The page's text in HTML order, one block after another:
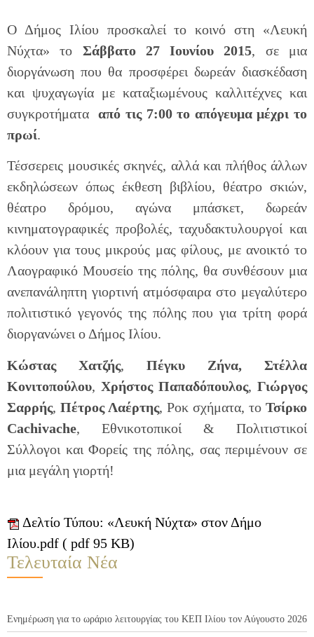
Ο Δήμος Ιλίου προσκαλεί το κοινό στη «Λευκή
Νύχτα» το Σάββατο 27 Ιουνίου 2015, σε μια
διοργάνωση που θα προσφέρει δωρεάν διασκέδαση
και ψυχαγωγία με καταξιωμένους καλλιτέχνες και
συγκροτήματα από τις 7:00 το απόγευμα μέχρι το
πρωί.
Τέσσερεις μουσικές σκηνές, αλλά και πλήθος άλλων
εκδηλώσεων όπως έκθεση βιβλίου, θέατρο σκιών,
θέατρο δρόμου, αγώνα μπάσκετ, δωρεάν
κινηματογραφικές προβολές, ταχυδακτυλουργοί και
κλόουν για τους μικρούς μας φίλους, με ανοικτό το
Λαογραφικό Μουσείο της πόλης, θα συνθέσουν μια
ανεπανάληπτη γιορτινή ατμόσφαιρα στο μεγαλύτερο
πολιτιστικό γεγονός της πόλης που για τρίτη φορά
διοργανώνει ο Δήμος Ιλίου.
Κώστας Χατζής, Πέγκυ Ζήνα, Στέλλα
Κονιτοπούλου, Χρήστος Παπαδόπουλος, Γιώργος
Σαρρής, Πέτρος Λαέρτης, Ροκ σχήματα, το Τσίρκο
Cachivache, Εθνικοτοπικοί & Πολιτιστικοί
Σύλλογοι και Φορείς της πόλης, σας περιμένουν σε
μια μεγάλη γιορτή!
Δελτίο Τύπου: «Λευκή Νύχτα» στον Δήμο
Ιλίου.pdf ( pdf 95 KB)
Τελευταία Νέα
Ενημέρωση για το ωράριο λειτουργίας του ΚΕΠ Ιλίου τον Αύγουστο 2026